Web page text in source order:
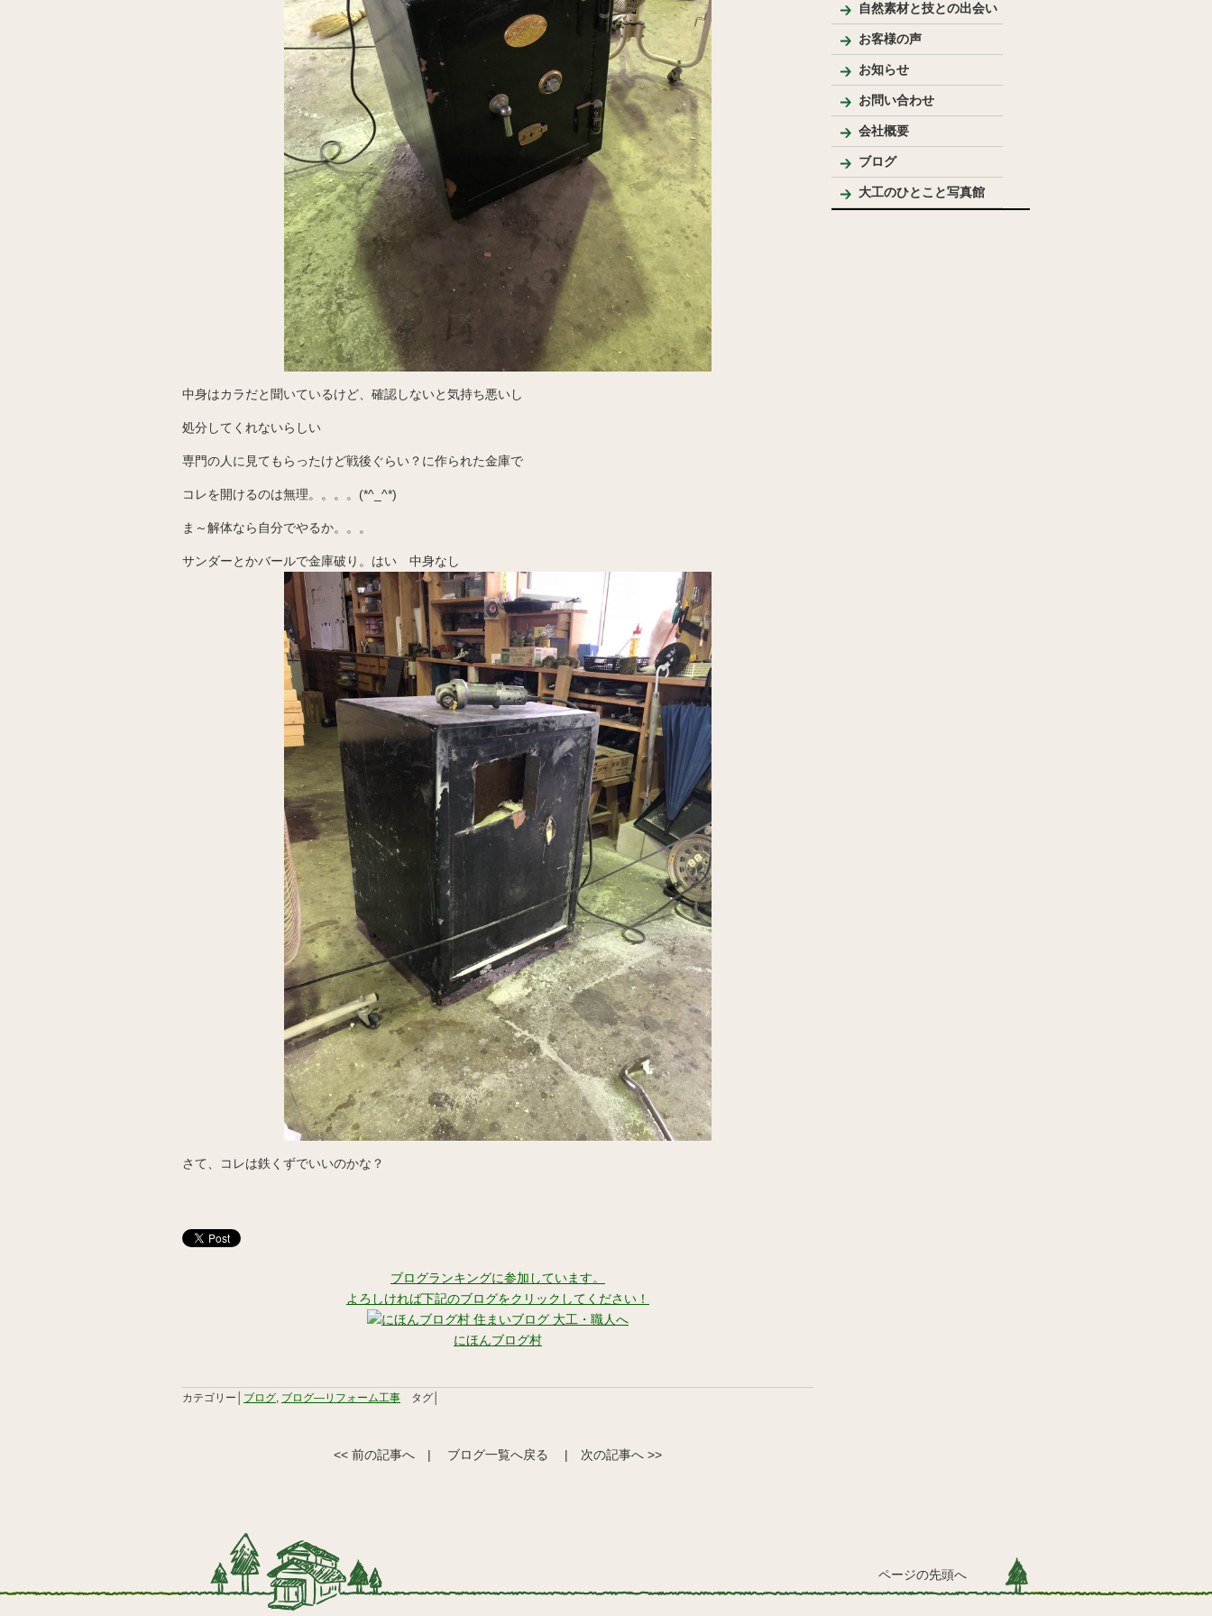
中身はカラだと聞いているけど、確認しないと気持ち悪いし
処分してくれないらしい
専門の人に見てもらったけど戦後ぐらい？に作られた金庫で
コレを開けるのは無理。。。。(*^_^*)
ま～解体なら自分でやるか。。。
サンダーとかバールで金庫破り。はい 中身なし
さて、コレは鉄くずでいいのかな？
ブログランキングに参加しています。
よろしければ下記のブログをクリックしてください！
にほんブログ村
カテゴリー│ ブログ, ブログ―リフォーム工事 タグ│
<< 前の記事へ | ブログ一覧へ戻る | 次の記事へ >>
新築自然素材を使った家
純和風住宅
洋風住宅
リフォーム
LDK
バス・洗面
トイレ
内装
外まわり
その他
リノベーション
手作り家具
テーブル・座卓等
ベンチ・椅子等
収納棚・家具等
花台・棚板・衝立等
手作りキッチン・洗面台
ウッドデッキ
模型
その他
自然素材と技との出会い
お客様の声
お知らせ
お問い合わせ
会社概要
代表プロフィール
ブログ
大工のひとこと写真館
ページの先頭へ